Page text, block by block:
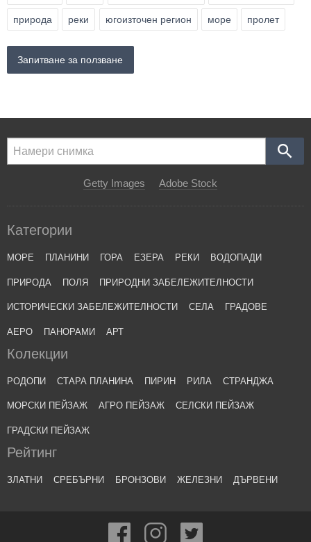
природа реки югоизточен регион море пролет
Запитване за ползване
Getty Images Adobe Stock
Категории
МОРЕ ПЛАНИНИ ГОРА ЕЗЕРА РЕКИ ВОДОПАДИ
ПРИРОДА ПОЛЯ ПРИРОДНИ ЗАБЕЛЕЖИТЕЛНОСТИ
ИСТОРИЧЕСКИ ЗАБЕЛЕЖИТЕЛНОСТИ СЕЛА ГРАДОВЕ
АЕРО ПАНОРАМИ АРТ
Колекции
РОДОПИ СТАРА ПЛАНИНА ПИРИН РИЛА СТРАНДЖА
МОРСКИ ПЕЙЗАЖ АГРО ПЕЙЗАЖ СЕЛСКИ ПЕЙЗАЖ
ГРАДСКИ ПЕЙЗАЖ
Рейтинг
ЗЛАТНИ СРЕБЪРНИ БРОНЗОВИ ЖЕЛЕЗНИ ДЪРВЕНИ